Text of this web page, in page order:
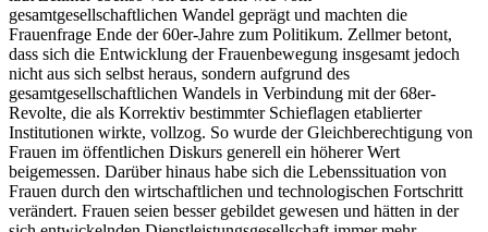
gesamtgesellschaftlichen Wandel geprägt und machten die
Frauenfrage Ende der 60er-Jahre zum Politikum. Zellmer betont,
dass sich die Entwicklung der Frauenbewegung insgesamt jedoch
nicht aus sich selbst heraus, sondern aufgrund des
gesamtgesellschaftlichen Wandels in Verbindung mit der 68er-
Revolte, die als Korrektiv bestimmter Schieflagen etablierter
Institutionen wirkte, vollzog. So wurde der Gleichberechtigung von
Frauen im öffentlichen Diskurs generell ein höherer Wert
beigemessen. Darüber hinaus habe sich die Lebenssituation von
Frauen durch den wirtschaftlichen und technologischen Fortschritt
verändert. Frauen seien besser gebildet gewesen und hätten in der